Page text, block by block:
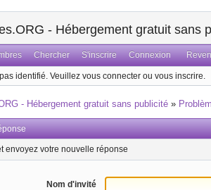
- Hébergement gratuit sans
Chercher S'inscrire Connexion
identifié. Veuillez vous connecter ou vous inscrire.
- Hébergement gratuit sans publicité »
envoyez votre nouvelle réponse
Nom d'invité